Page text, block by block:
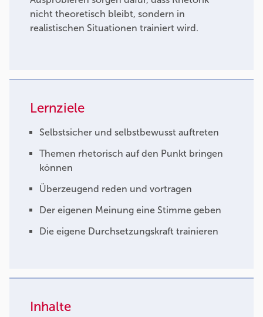
nicht theoretisch bleibt, sondern in
realistischen Situationen trainiert wird.
Lernziele
Selbstsicher und selbstbewusst auftreten
Themen rhetorisch auf den Punkt bringen
können
Überzeugend reden und vortragen
Der eigenen Meinung eine Stimme geben
Die eigene Durchsetzungskraft trainieren
Inhalte